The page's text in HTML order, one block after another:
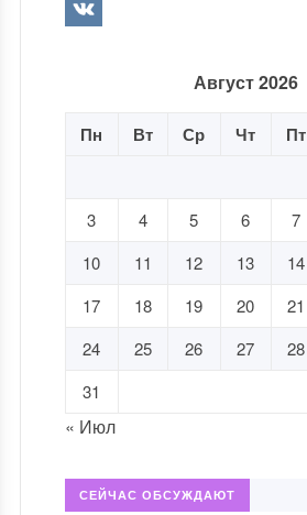
Август 2026
Пн Вт Ср Чт Пт
3
4 5 6 7
10 11 12 13 14
17
18 19 20 21
24
25 26 27 28
31
« Июл
СЕЙЧАС ОБСУЖДАЮТ